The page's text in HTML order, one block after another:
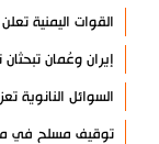
القوات اليمنية
إيران وعُمان
السوائل النانوية
توقيف مسلح في